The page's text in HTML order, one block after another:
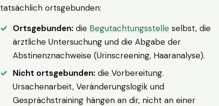
tatsächlich ortsgebunden:
Ortsgebunden: die Begutachtungsstelle selbst, die
ärztliche Untersuchung und die Abgabe der
Abstinenznachweise (Urinscreening, Haaranalyse).
Nicht ortsgebunden: die Vorbereitung.
Ursachenarbeit, Veränderungslogik und
Gesprächstraining hängen an dir, nicht an einer